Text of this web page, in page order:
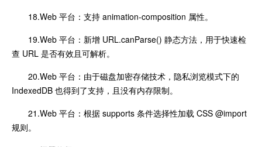
18.Web 平台：支持 animation-composition 属性。
19.Web 平台：新增 URL.canParse() 静态方法，用于快速检
查 URL 是否有效且可解析。
20.Web 平台：由于磁盘加密存储技术，隐私浏览模式下的
IndexedDB 也得到了支持，且没有内存限制。
21.Web 平台：根据 supports 条件选择性加载 CSS @import
规则。